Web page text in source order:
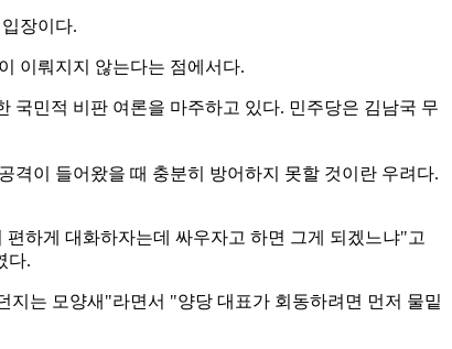
장이다.
이뤄지지 않는다는 점에서다.
국민적 비판 여론을 마주하고 있다. 민주당은 김남국 무
격이 들어왔을 때 충분히 방어하지 못할 것이란 우려다.
하게 대화하자는데 싸우자고 하면 그게 되겠느냐"고
다.
지는 모양새"라면서 "양당 대표가 회동하려면 먼저 물밑